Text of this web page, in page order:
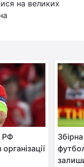
на великих
РФ